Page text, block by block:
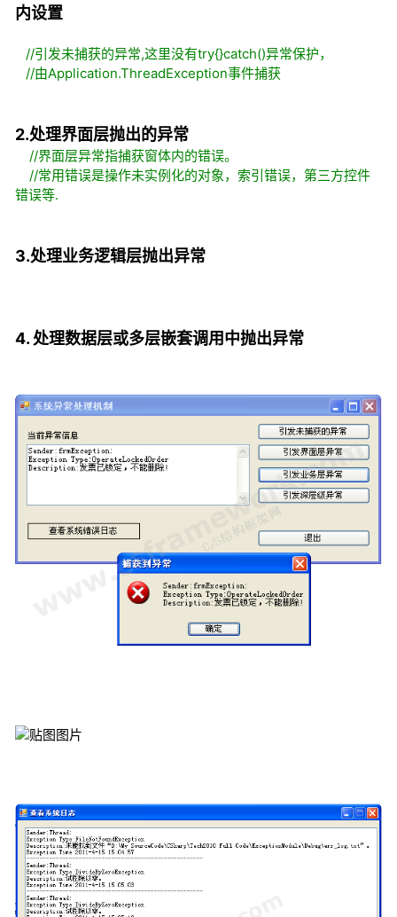
内设置
//引发未捕获的异常,这里没有try{}catch()异常保护，
//由Application.ThreadException事件捕获
2.处理界面层抛出的异常
//界面层异常指捕获窗体内的错误。
//常用错误是操作未实例化的对象，索引错误，第三方控件
错误等.
3.处理业务逻辑层抛出异常
4. 处理数据层或多层嵌套调用中抛出异常